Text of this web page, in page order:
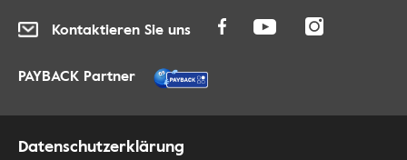
Kontaktieren Sie uns
PAYBACK Partner
Datenschutzerklärung